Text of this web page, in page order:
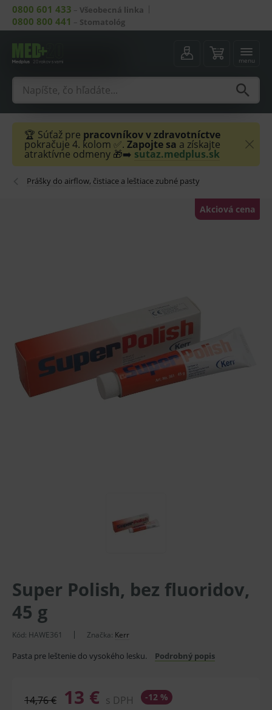
0800 601 433 – Všeobecná linka
0800 800 441 – Stomatológ
menu
🏆 Súťaž pre pracovníkov v zdravotníctve
pokračuje 4. kolom ✅. Zapojte sa a získajte
atraktívne odmeny 🎁➡️ sutaz.medplus.sk
Prášky do airflow, čistiace a leštiace zubné pasty
Akciová cena
Super Polish, bez fluoridov,
45 g
Kód: HAWE361 Značka: Kerr
Pasta pre leštenie do vysokého lesku. Podrobný popis
14,76 € 13 € s DPH -12 %